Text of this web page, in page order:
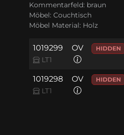
Kommentarfeld: braun
Möbel: Couchtisch
Möbel Material: Holz
1019299
LT1
OV HIDDEN
1019298
LT1
OV HIDDEN